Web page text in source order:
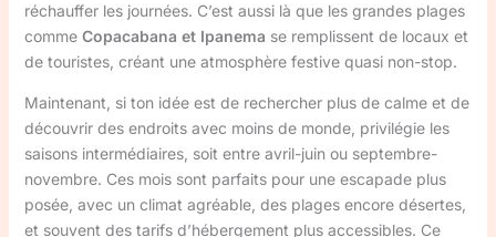
réchauffer les journées. C’est aussi là que les grandes plages
comme Copacabana et Ipanema se remplissent de locaux et
de touristes, créant une atmosphère festive quasi non-stop.
Maintenant, si ton idée est de rechercher plus de calme et de
découvrir des endroits avec moins de monde, privilégie les
saisons intermédiaires, soit entre avril-juin ou septembre-
novembre. Ces mois sont parfaits pour une escapade plus
posée, avec un climat agréable, des plages encore désertes,
et souvent des tarifs d’hébergement plus accessibles. Ce